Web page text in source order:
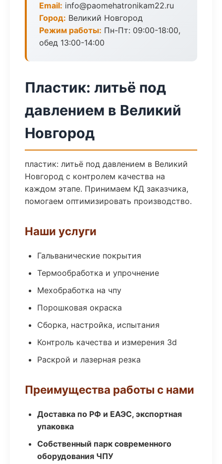
Email: info@paomehatronikam22.ru
Город: Великий Новгород
Режим работы: Пн-Пт: 09:00-18:00,
обед 13:00-14:00
Пластик: литьё под
давлением в Великий
Новгород
пластик: литьё под давлением в Великий
Новгород с контролем качества на
каждом этапе. Принимаем КД заказчика,
помогаем оптимизировать производство.
Наши услуги
Гальванические покрытия
Термообработка и упрочнение
Мехобработка на чпу
Порошковая окраска
Сборка, настройка, испытания
Контроль качества и измерения 3d
Раскрой и лазерная резка
Преимущества работы с нами
Доставка по РФ и ЕАЭС, экспортная
упаковка
Собственный парк современного
оборудования ЧПУ